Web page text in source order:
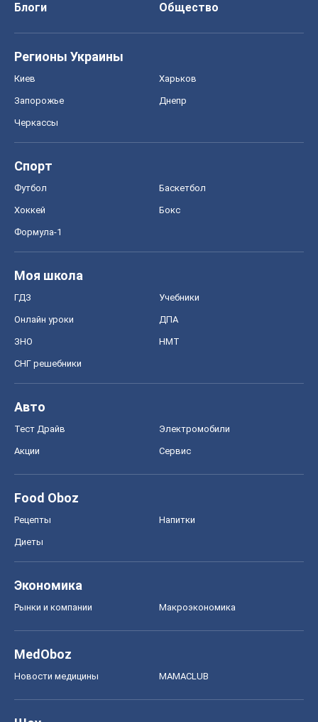
Блоги
Общество
Регионы Украины
Киев Харьков
Запорожье Днепр
Черкассы
Спорт
Футбол Баскетбол
Хоккей Бокс
Формула-1
Моя школа
ГДЗ Учебники
Онлайн уроки ДПА
ЗНО НМТ
СНГ решебники
Авто
Тест Драйв Электромобили
Акции Сервис
Food Oboz
Рецепты Напитки
Диеты
Экономика
Рынки и компании Mакроэкономика
MedOboz
Новости медицины MAMACLUB